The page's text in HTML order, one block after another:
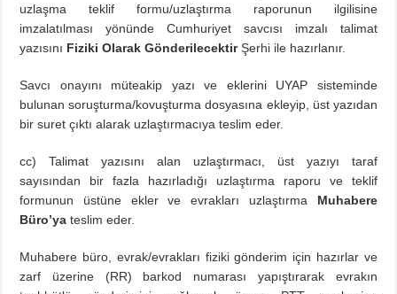
uzlaşma teklif formu/uzlaştırma raporunun ilgilisine
imzalatılması yönünde Cumhuriyet savcısı imzalı talimat
yazısını Fiziki Olarak GönderilecektirŞerhi ile hazırlanır.
Savcı onayını müteakip yazı ve eklerini UYAP sisteminde
bulunan soruşturma/kovuşturma dosyasına ekleyip, üst yazıdan
bir suret çıktı alarak uzlaştırmacıya teslim eder.
cc) Talimat yazısını alan uzlaştırmacı, üst yazıyı taraf
sayısından bir fazla hazırladığı uzlaştırma raporu ve teklif
formunun üstüne ekler ve evrakları uzlaştırma Muhabere
Büro’ya teslim eder.
Muhabere büro, evrak/evrakları fiziki gönderim için hazırlar ve
zarf üzerine (RR) barkod numarası yapıştırarak evrakın